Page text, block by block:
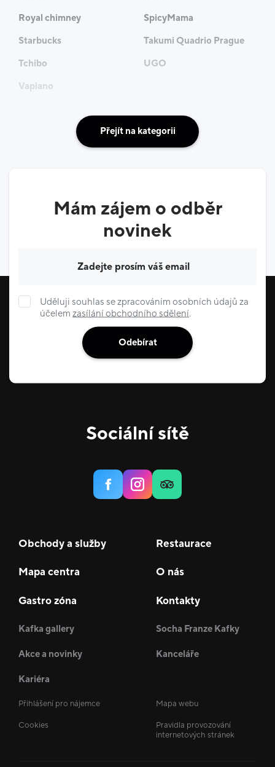
Royal chimney
SpicyMama
Starbucks
Takumi Quadrio Prague
Tchibo
UGO
Vapiano
Přejít na kategorii
Mám zájem o odběr
novinek
Uděluji souhlas se zpracováním osobních údajů za
účelem zasílání obchodního sdělení.
Odebírat
Sociální sítě
Obchody a služby Restaurace
Mapa centra O nás
Gastro zóna Kontakty
Kafka gallery Socha Franze Kafky
Akce a novinky Kanceláře
Kariéra
Přihlášení pro nájemce Mapa webu
Cookies
Pravidla provozování
internetových stránek